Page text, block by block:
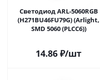
Светодиод ARL-5060RGB
(H271BU46FU79G) (Arlight,
SMD 5060 (PLCC6))
14.86 ₽/шт